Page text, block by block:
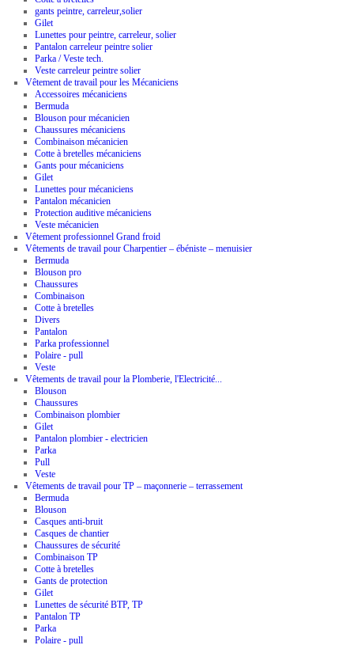
gants peintre, carreleur,solier
Gilet
Lunettes pour peintre, carreleur, solier
Pantalon carreleur peintre solier
Parka / Veste tech.
Veste carreleur peintre solier
Vêtement de travail pour les Mécaniciens
Accessoires mécaniciens
Bermuda
Blouson pour mécanicien
Chaussures mécaniciens
Combinaison mécanicien
Cotte à bretelles mécaniciens
Gants pour mécaniciens
Gilet
Lunettes pour mécaniciens
Pantalon mécanicien
Protection auditive mécaniciens
Veste mécanicien
Vêtement professionnel Grand froid
Vêtements de travail pour Charpentier – ébéniste – menuisier
Bermuda
Blouson pro
Chaussures
Combinaison
Cotte à bretelles
Divers
Pantalon
Parka professionnel
Polaire - pull
Veste
Vêtements de travail pour la Plomberie, l'Electricité...
Blouson
Chaussures
Combinaison plombier
Gilet
Pantalon plombier - electricien
Parka
Pull
Veste
Vêtements de travail pour TP – maçonnerie – terrassement
Bermuda
Blouson
Casques anti-bruit
Casques de chantier
Chaussures de sécurité
Combinaison TP
Cotte à bretelles
Gants de protection
Gilet
Lunettes de sécurité BTP, TP
Pantalon TP
Parka
Polaire - pull